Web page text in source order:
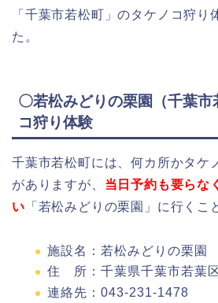
「千葉市若松町」のタケノコ狩り
た。
〇若松みどりの栗園（千葉市
コ狩り体験
千葉市若松町には、何カ所かタケ
がありますが、 当日予約も要らなく
い 「若松みどりの栗園」に行くこ
施設名：若松みどりの栗園
住 所：千葉県千葉市若葉
連絡先：043-231-1478